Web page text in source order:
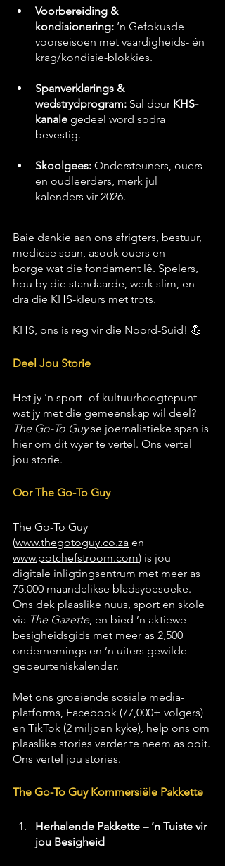
Voorbereiding &
kondisionering: ’n Gefokusde
voorseisoen met vaardigheids- én
krag/kondisie-blokkies.
Spanverklarings &
wedstrydprogram: Sal deur KHS-
kanale gedeel word sodra
bevestig.
Skoolgees: Ondersteuners, ouers
en oudleerders, merk jul
kalenders vir 2026.
Baie dankie aan ons afrigters, bestuur,
mediese span, asook ouers en
borge wat die fondament lê. Spelers,
hou by die standaarde, werk slim, en
dra die KHS-kleurs met trots.
KHS, ons is reg vir die Noord-Suid! 💪
Deel Jou Storie
Het jy ’n sport- of kultuurhoogtepunt
wat jy met die gemeenskap wil deel?
The Go-To Guy se joernalistieke span is
hier om dit wyer te vertel. Ons vertel
jou storie.
Oor The Go-To Guy
The Go-To Guy
(www.thegotoguy.co.za en
www.potchefstroom.com) is jou
digitale inligtingsentrum met meer as
75,000 maandelikse bladsybesoeke.
Ons dek plaaslike nuus, sport en skole
via The Gazette, en bied ’n aktiewe
besigheidsgids met meer as 2,500
ondernemings en ’n uiters gewilde
gebeurteniskalender.
Met ons groeiende sosiale media-
platforms, Facebook (77,000+ volgers)
en TikTok (2 miljoen kyke), help ons om
plaaslike stories verder te neem as ooit.
Ons vertel jou stories.
The Go-To Guy Kommersiële Pakkette
Herhalende Pakkette – ’n Tuiste vir
jou Besigheid